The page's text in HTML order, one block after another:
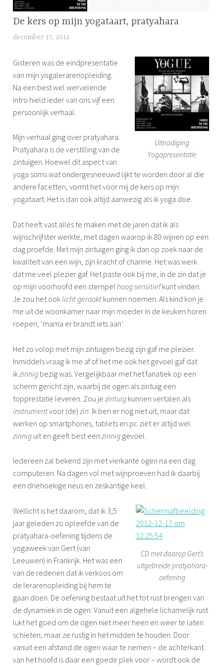
CRITICAL
YOGA
PRATYAHARA
,
YOGA
De kers op mijn yogataart, pratyahara
december 17, 2012
j
f
s
Uitnodiging
Yogapresentatie
Gisteren was de eindpresentatie
van mijn yogalerarenopleiding.
Na een best wel wervelende
intro hield ieder van ons vijf een
persoonlijk verhaal.
Mijn verhaal ging over pratyahara.
Pratyahara is de verstilling van de
zintuigen. Hoewel dit aspect van
yoga soms wat ondergesneeuwd lijkt te worden door al die
andere facetten, vormt het voor mij de kers op mijn
yogataart. Het is dan ook altijd aanwezig als ik yoga doe.
Dat heeft vast alles te maken met de jaren dat ik als
wijnschrijfster werkte, met dagen waarop ik 80 wijnen op een
dag proefde. Met mijn zintuigen ging ik dan op zoek naar de
kwaliteit van een wijn, zijn kracht of charme. Het was werk
dat me veel plezier gaf. Het paste ook bij me, in de zin dat je
op mijn voorhoofd een stempel hoog sensitiefkunt vinden.
Je zou het ook licht geraakt kunnen noemen. Als kind kon je
me uit de woonkamer naar mijn moeder in de keuken horen
roepen; ‘mama er brandt iets aan’.
Het zo volop met mijn zintuigen bezig zijn gaf me plezier.
Inmiddels vraag ik me af of het me ook het gevoel gaf dat
ikzinnig bezig was. Vergelijkbaar met het fanatiek op een
scherm gericht zijn, waarbij de ogen als zintuig een
topprestatie leveren. Zou jezintuig kunnen vertalen als
instrumentvoor (de)zin . Ik ben er nog niet uit, maar dat
werken op smartphones, tablets en pc ziet er altijd wel
zinnig uit en geeft best eenzinnig gevoel.
Iedereen zal bekend zijn met vierkante ogen na een dag
computeren. Na dagen vol met wijnproeven had ik daarbij
een driehoekige neus en zeskantige keel.
CD met daarop Gert’s
uitgebreide pratyahara-
oefening
Wellicht is het daarom, dat ik 3,5
jaar geleden zo opleefde van de
pratyahara-oefening tijdens de
yogaweek van Gert (van
Leeuwen) in Frankrijk. Het was een
van de redenen dat ik verkoos om
de lerarenopleiding bij hem te
gaan doen. De oefening bestaat uit het tot rust brengen van
de dynamiek in de ogen. Vanuit een algehele lichamelijk rust
lukt het goed om de ogen niet meer heen en weer te laten
schieten, maar ze rustig in het midden te houden. Door
vanuit een afstand de ogen waar te nemen – de achterkant
van het hoofd is daar een goede plek voor – wordt ook de